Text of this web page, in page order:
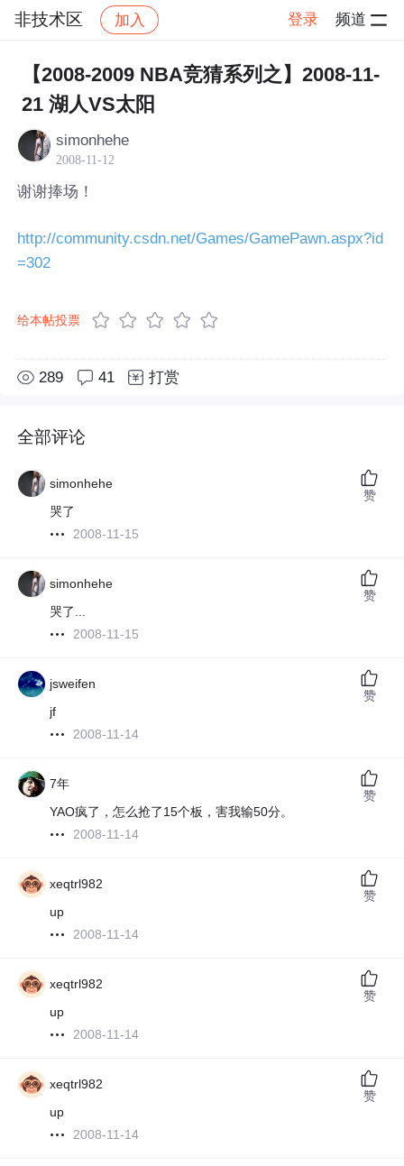
非技术区 加入 登录 频道
社区 非技术区 帖子详情
【2008-2009 NBA竞猜系列之】2008-11-
21 湖人VS太阳
simonhehe
2008-11-12
谢谢捧场！
http://community.csdn.net/Games/GamePawn.aspx?id
=302
给本帖投票
289 41 打赏
全部评论
simonhehe
哭了
2008-11-15
赞
simonhehe
哭了...
2008-11-15
赞
jsweifen
jf
2008-11-14
赞
7年
YAO疯了，怎么抢了15个板，害我输50分。
2008-11-14
赞
xeqtrl982
up
2008-11-14
赞
xeqtrl982
up
2008-11-14
赞
xeqtrl982
up
2008-11-14
赞